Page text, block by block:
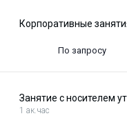
Корпоративные
По запросу
Занятие с носителем
1 ак.час